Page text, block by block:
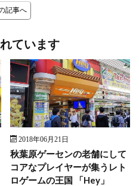
記事へ
ています
2018年06月21日
秋葉原ゲーセンの老舗にして
コアなプレイヤーが集うレト
ロゲームの王国 「Hey」